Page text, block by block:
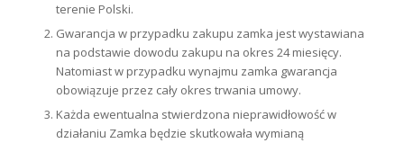
terenie Polski.
Gwarancja w przypadku zakupu zamka jest wystawiana
na podstawie dowodu zakupu na okres 24 miesięcy.
Natomiast w przypadku wynajmu zamka gwarancja
obowiązuje przez cały okres trwania umowy.
Każda ewentualna stwierdzona nieprawidłowość w
działaniu Zamka będzie skutkowała wymianą